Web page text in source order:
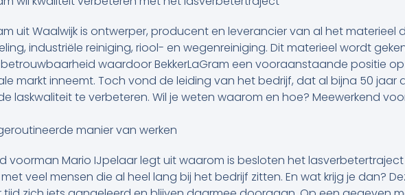
uit Waalwijk is ontwerper, producent en leverancier van al het materieel
industriële reiniging, riool- en wegenreiniging. Dit materieel wordt
waardoor BekkerLaGram een vooraanstaande positie
markt inneemt. Toch vond de leiding van het bedrijf, dat al bijna 50 jaar
laskwaliteit te verbeteren. Wil je weten waarom en hoe? Meewerkend
manier van werken
voorman Mario IJpelaar legt uit waarom is besloten het lasverbetertraject
veel mensen die al heel lang bij het bedrijf zitten. En wat krijg je dan?